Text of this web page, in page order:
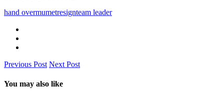
hand overmumetresignteam leader
Previous Post Next Post
You may also like